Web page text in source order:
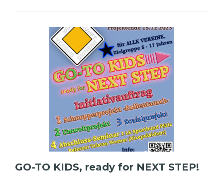
KITA
Münsterappel!
GO-TO KIDS, ready for NEXT STEP!